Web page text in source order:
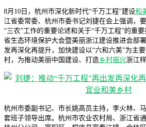
8月10日，杭州市深化新时代“千万工程”建设和
江省委常委、杭州市委书记刘捷在会上强调，
“三农”工作的重要论述和关于“千万工程”的重
省生态环境保护大会暨美丽浙江建设推进会部
发再深化再提升，加快建设以“六和六美”为主
村，为推动美丽中国建设、打造乡村振兴浙江
杭州市委副书记、市长姚高员主持，李火林、
套班子领导出席。杭州市农业农村局、浙江省